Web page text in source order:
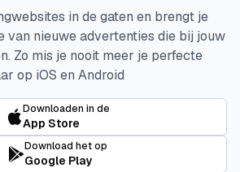
in de gaten en brengt je
van nieuwe advertenties die bij jouw
Zo mis je nooit meer je perfecte
op iOS en Android
Downloaden in de
App Store
Download het op
Google Play